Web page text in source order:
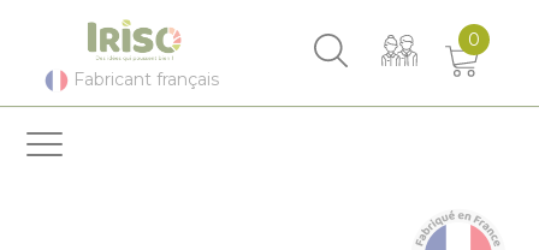
Fabricant français
0
Panneau de gestion des cookies